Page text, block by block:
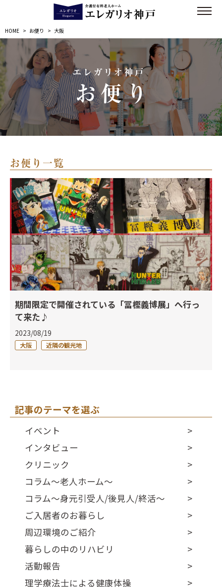
HOME > お便り > 大阪
エレガリオ神戸
お便り
お便り一覧
期間限定で開催されている「冨樫義博展」へ行っ
て来た♪
2023/08/19
大阪 近隣の観光地
記事のテーマを選ぶ
イベント
インタビュー
クリニック
コラム～老人ホーム～
コラム～身元引受人/後見人/終活～
ご入居者のお暮らし
周辺環境のご紹介
暮らしの中のリハビリ
活動報告
理学療法士による健康体操